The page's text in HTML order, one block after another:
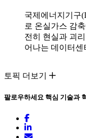
국제에너지기구
로 온실가스 감
전히 현실과 괴
어나는 데이터
토픽 더보기
팔로우하세요 핵심 기술과